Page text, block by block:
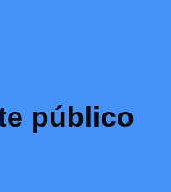
público